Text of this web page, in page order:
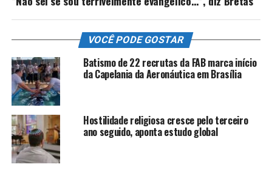
VOCÊ PODE GOSTAR
Batismo de 22 recrutas da FAB marca início
da Capelania da Aeronáutica em Brasília
Hostilidade religiosa cresce pelo terceiro
ano seguido, aponta estudo global